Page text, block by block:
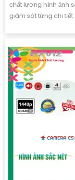
nó cung cấp hình